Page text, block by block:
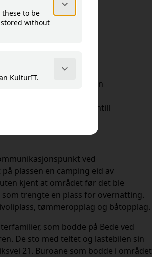
leirplass og etter hvert en
Tistedalen, låg intill
ved
på plassen en camping eid av
kjent at området før det ble
som trengte en plass for overnatting.
tømmeropplag og båtopplag.
som bodde på Bede ved
De sto med teltet og lastebilen sin
21. Buroane som bodde i området